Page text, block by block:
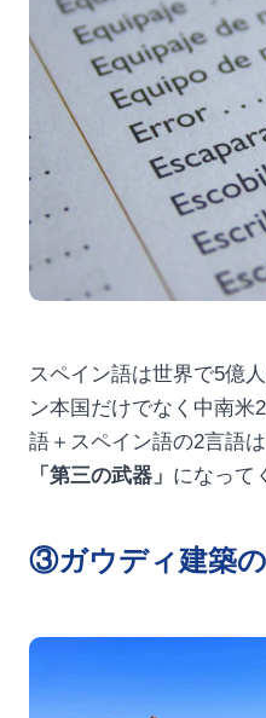
スペイン語は世界で5億
ン本国だけでなく中南米
語＋スペイン語の2言語
「第三の武器」 になって
③ガウディ建築